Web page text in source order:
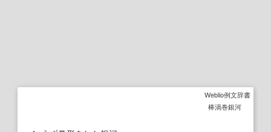
Weblio例文辞書
棒渦巻銀河